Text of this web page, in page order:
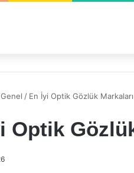
Genel / En İyi Optik Gözlük Markaları
Optik